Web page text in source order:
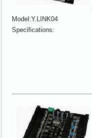
Model:Y.LINK04
Specifications: